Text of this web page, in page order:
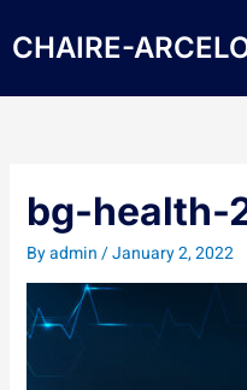
to
content
CHAIRE-
bg-health-
Byadmin/January 2, 2022